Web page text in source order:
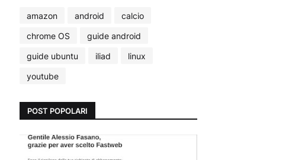
amazon android
calcio
chrome OS
guide android
guide ubuntu
iliad
linux
youtube
POST POPOLARI